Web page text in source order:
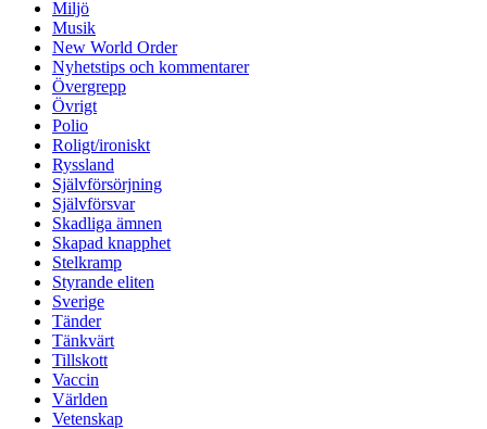
Miljö
Musik
New World Order
Nyhetstips och kommentarer
Övergrepp
Övrigt
Polio
Roligt/ironiskt
Ryssland
Självförsörjning
Självförsvar
Skadliga ämnen
Skapad knapphet
Stelkramp
Styrande eliten
Sverige
Tänder
Tänkvärt
Tillskott
Vaccin
Världen
Vetenskap